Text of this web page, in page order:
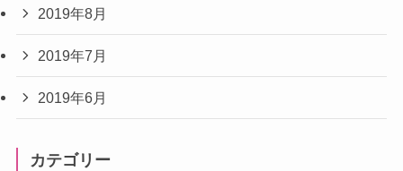
2019年8月
2019年7月
2019年6月
カテゴリー